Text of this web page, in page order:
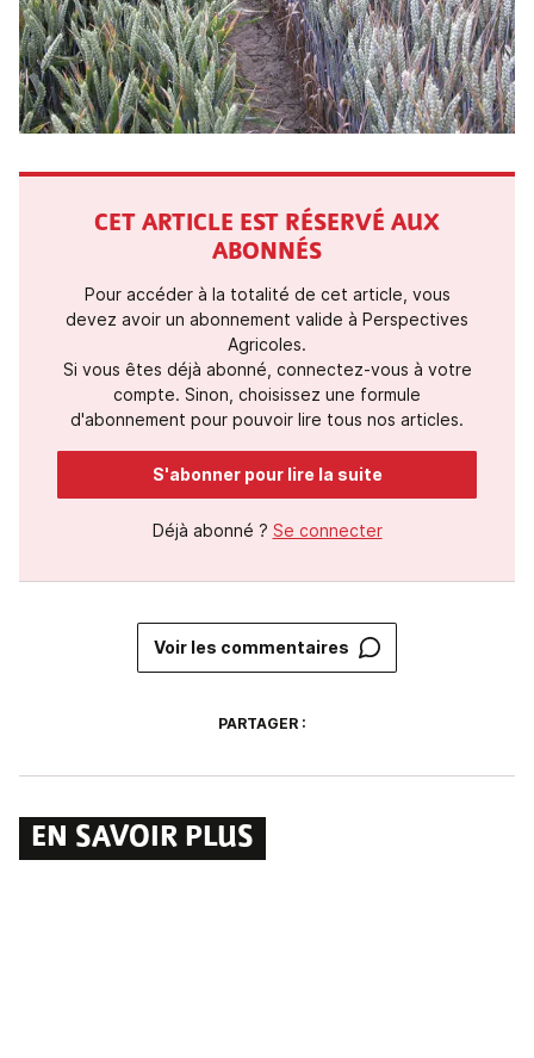
CET ARTICLE EST RÉSERVÉ AUX
ABONNÉS
Pour accéder à la totalité de cet article, vous
devez avoir un abonnement valide à Perspectives
Agricoles.
Si vous êtes déjà abonné, connectez-vous à votre
compte. Sinon, choisissez une formule
d'abonnement pour pouvoir lire tous nos articles.
S'abonner pour lire la suite
Déjà abonné ? Se connecter
Voir les commentaires
PARTAGER :
EN SAVOIR PLUS